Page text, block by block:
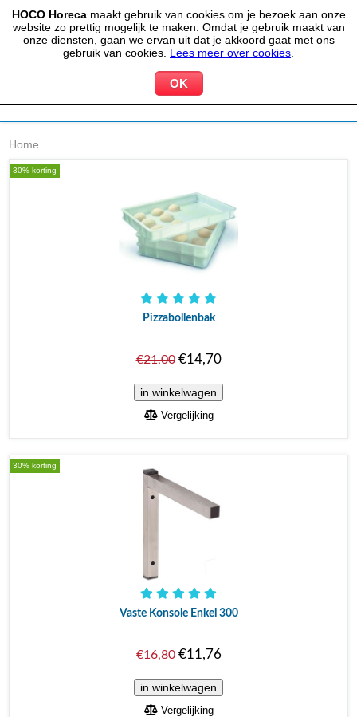
HOCO Horecamaakt gebruik van cookies om je bezoek aan onze
website zo prettig mogelijk te maken. Omdat je gebruik maakt van
onze diensten, gaan we ervan uit dat je akkoord gaat met ons
gebruik van cookies. Lees meer over cookies
(020) 497 6325 info@hocohoreca.nl
MIJN ACCOUNT 0 WINKELWAGEN
Home
30% korting
Pizzabollenbak
€21,00€14,70
Vergelijking
30% korting
Vaste Konsole Enkel 300
€16,80€11,76
Vergelijking